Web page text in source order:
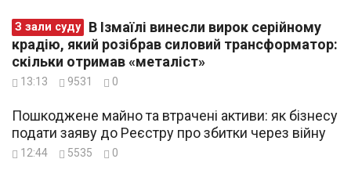
З зали суду
крадію, який розібрав силовий трансформатор:
скільки отримав «металіст»
13:13 9531 0
Пошкоджене майно та втрачені активи: як бізнесу
подати заяву до Реєстру про збитки через війну
12:44 5535 0